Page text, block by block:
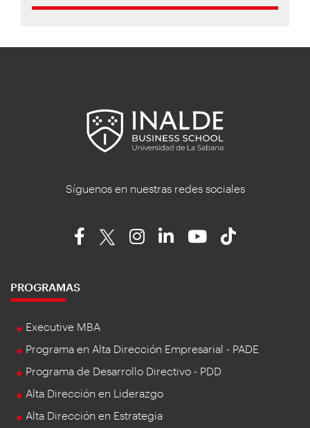
Síguenos en nuestras redes sociales
PROGRAMAS
Executive MBA
Programa en Alta Dirección Empresarial - PADE
Programa de Desarrollo Directivo - PDD
Alta Dirección en Liderazgo
Alta Dirección en Estrategia